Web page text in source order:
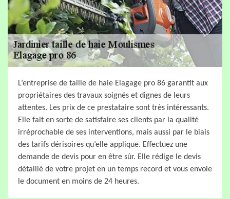
L’entreprise de taille de haie Elagage pro 86 garantit aux
propriétaires des travaux soignés et dignes de leurs
attentes. Les prix de ce prestataire sont très intéressants.
Elle fait en sorte de satisfaire ses clients par la qualité
irréprochable de ses interventions, mais aussi par le biais
des tarifs dérisoires qu’elle applique. Effectuez une
demande de devis pour en être sûr. Elle rédige le devis
détaillé de votre projet en un temps record et vous envoie
le document en moins de 24 heures.